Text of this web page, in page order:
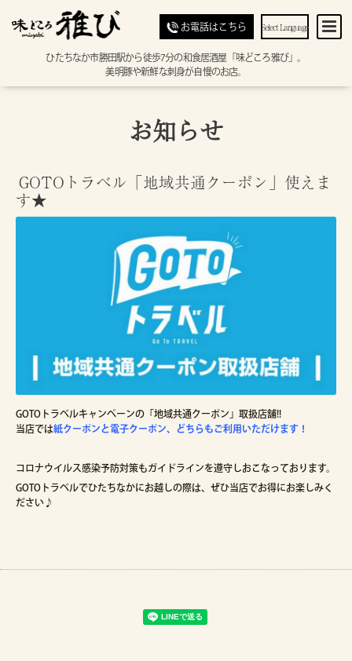
お電話はこちら Select Language
ひたちなか市勝田駅から徒歩7分の和食居酒屋「味どころ雅び」。
美明豚や新鮮な刺身が自慢のお店。
お知らせ
GOTOトラベル「地域共通クーポン」使えま
す★
GOTOトラベルキャンペーンの「地域共通クーポン」取扱店舗!!
当店では紙クーポンと電子クーポン、どちらもご利用いただけます！
コロナウイルス感染予防対策もガイドラインを遵守しおこなっております。
GOTOトラベルでひたちなかにお越しの際は、ぜひ当店でお得にお楽しみく
ださい♪